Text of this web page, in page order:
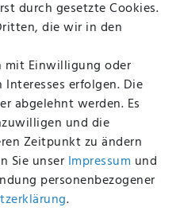
MIT
durch gesetzte Cookies.
die wir in den
mit Einwilligung oder
erfolgen. Die
abgelehnt werden. Es
und die
Zeitpunkt zu ändern
Sie unser Impressum und
personenbezogener
.